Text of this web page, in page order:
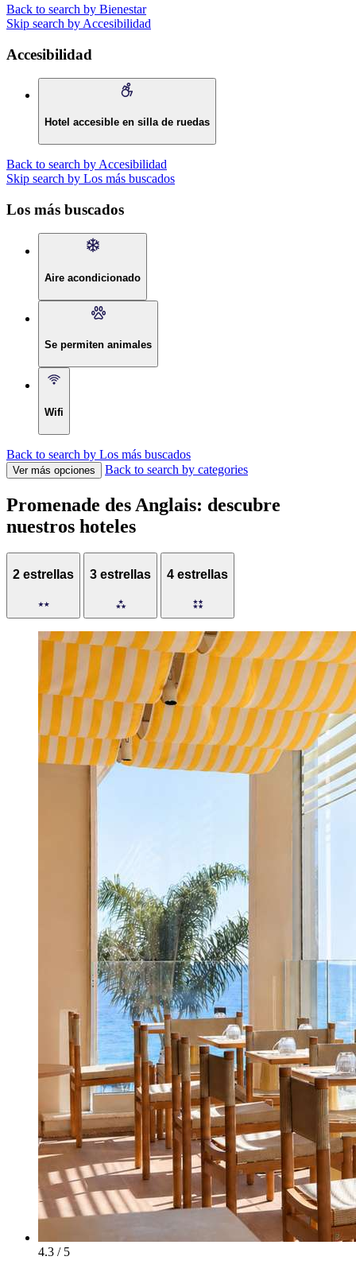
Back to search by Bienestar
Skip search by Accesibilidad
Accesibilidad
Hotel accesible en silla de ruedas
Back to search by Accesibilidad
Skip search by Los más buscados
Los más buscados
Aire acondicionado
Se permiten animales
Wifi
Back to search by Los más buscados
Ver más opciones Back to search by categories
Promenade des Anglais: descubre
nuestros hoteles
2 estrellas 3 estrellas 4 estrellas
4.3 / 5